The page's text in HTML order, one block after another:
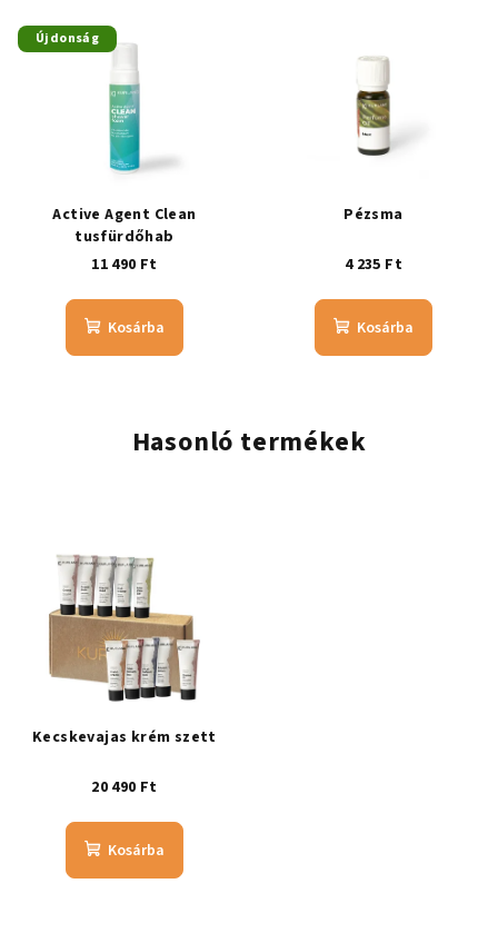
Újdonság
Active Agent Clean
tusfürdőhab
11 490 Ft
Kosárba
Pézsma
4 235 Ft
Kosárba
Hasonló termékek
Kecskevajas krém szett
20 490 Ft
Kosárba